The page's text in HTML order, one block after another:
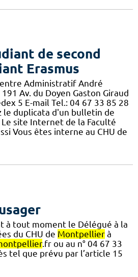
de second
Erasmus
Administratif André
Av. du Doyen Gaston Giraud
5 E-mail Tel.: 04 67 33 85 28
le duplicata d'un bulletin de
site Internet de la Faculté
Vous êtes interne au CHU de
à tout moment le Délégué à la
du CHU de Montpellier à
.fr ou au n° 04 67 33
tel que prévu par l’article 15